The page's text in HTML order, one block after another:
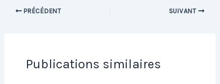
PRÉCÉDENT SUIVANT
Publications similaires